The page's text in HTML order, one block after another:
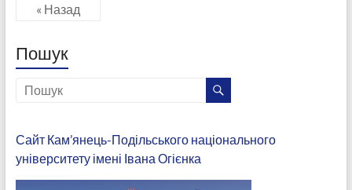
« Назад
Пошук
Сайт Кам’янець-Подільського національного
університету імені Івана Огієнка